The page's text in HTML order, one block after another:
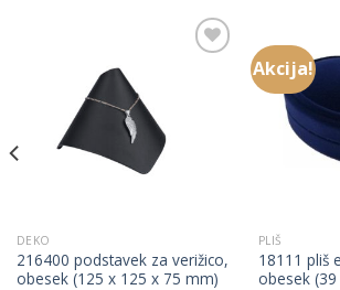
DEKO
216400 podstavek za verižico,
obesek (125 x 125 x 75 mm)
Akcija!
PLIŠ
18111 pliš
obesek